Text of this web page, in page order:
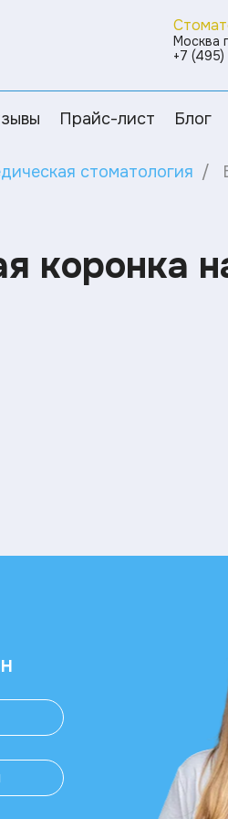
Москва
+7
Прайс-лист Блог
стоматология
коронка